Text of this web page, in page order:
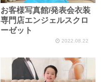
お客様写真館/発表会衣装
専門店エンジェルスクロ
ーゼット
2022.08.22